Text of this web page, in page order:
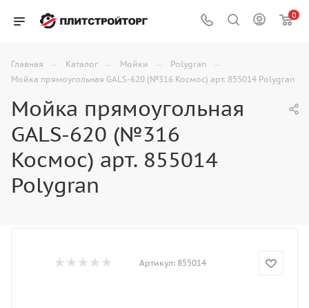
0
Главная — Каталог — Мойки — Polygran —
Мойка прямоугольная GALS-620 (№316 Космос) арт. 855014 Polygran
Мойка прямоугольная
GALS-620 (№316
Космос) арт. 855014
Polygran
Артикул: 855014